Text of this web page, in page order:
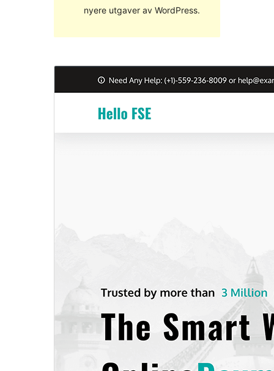
nyere utgaver av WordPress.